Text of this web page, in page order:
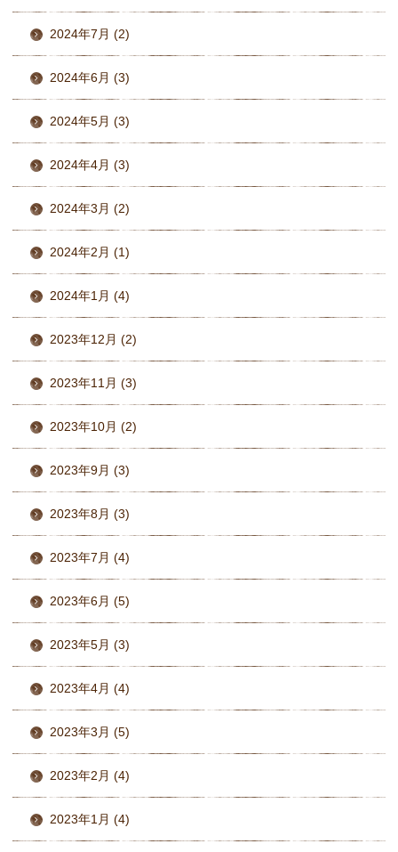
2024年7月 (2)
2024年6月 (3)
2024年5月 (3)
2024年4月 (3)
2024年3月 (2)
2024年2月 (1)
2024年1月 (4)
2023年12月 (2)
2023年11月 (3)
2023年10月 (2)
2023年9月 (3)
2023年8月 (3)
2023年7月 (4)
2023年6月 (5)
2023年5月 (3)
2023年4月 (4)
2023年3月 (5)
2023年2月 (4)
2023年1月 (4)